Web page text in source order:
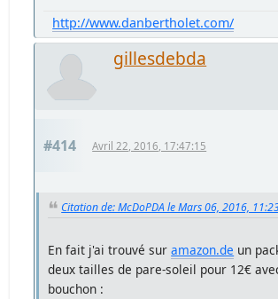
http://www.danbertholet.com/
gillesdebda
#414 Avril 22, 2016, 17:47:15
Citation de: McDoPDA le Mars 06, 2016,
En fait j'ai trouvé suramazon.de un
deux tailles de pare-soleil pour 12€
bouchon :